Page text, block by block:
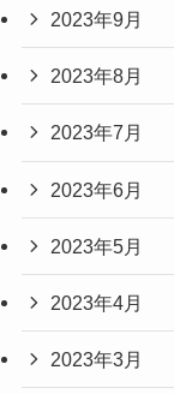
2023年9月
2023年8月
2023年7月
2023年6月
2023年5月
2023年4月
2023年3月